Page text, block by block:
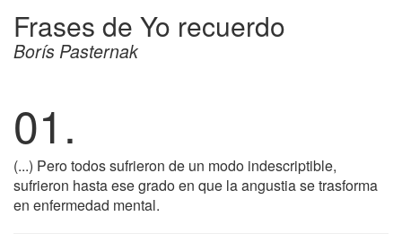
Frases de Yo recuerdo
Borís Pasternak
01.
(...) Pero todos sufrieron de un modo indescriptible,
sufrieron hasta ese grado en que la angustia se trasforma
en enfermedad mental.